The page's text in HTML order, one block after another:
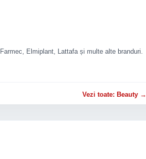
Elmiplant, Lattafa și multe alte branduri.
Vezi toate: Beauty →